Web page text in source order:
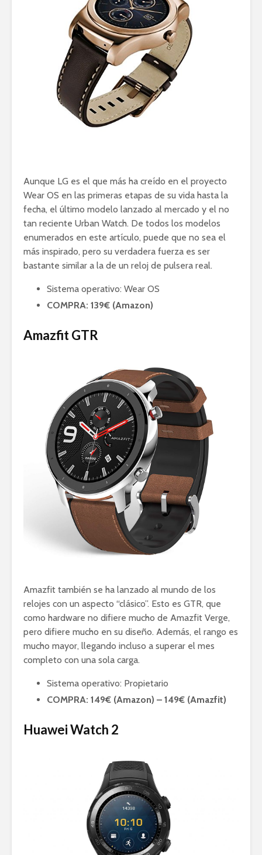
Aunque LG es el que más ha creído en el proyecto
Wear OS en las primeras etapas de su vida hasta la
fecha, el último modelo lanzado al mercado y el no
tan reciente Urban Watch. De todos los modelos
enumerados en este artículo, puede que no sea el
más inspirado, pero su verdadera fuerza es ser
bastante similar a la de un reloj de pulsera real.
Sistema operativo: Wear OS
COMPRA: 139€ (Amazon)
Amazfit GTR
Amazfit también se ha lanzado al mundo de los
relojes con un aspecto “clásico”. Esto es GTR, que
como hardware no difiere mucho de Amazfit Verge,
pero difiere mucho en su diseño. Además, el rango es
mucho mayor, llegando incluso a superar el mes
completo con una sola carga.
Sistema operativo: Propietario
COMPRA: 149€ (Amazon) – 149€ (Amazfit)
Huawei Watch 2